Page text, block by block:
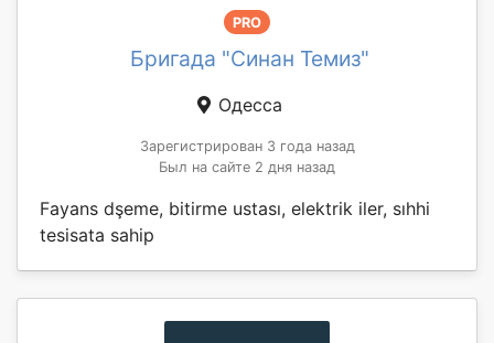
PRO
Бригада "Синан Темиз"
Одесса
Зарегистрирован 3 года назад
Был на сайте 2 дня назад
Fayans dşeme, bitirme ustası, elektrik iler, sıhhi
tesisata sahip